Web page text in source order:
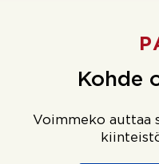
Kohde
Voimmeko auttaa